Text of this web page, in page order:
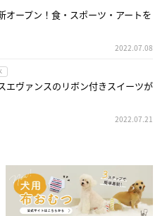
オープン！食・スポーツ・アートを
2022.07.08
エヴァンスのリボン付きスイーツが
2022.07.21